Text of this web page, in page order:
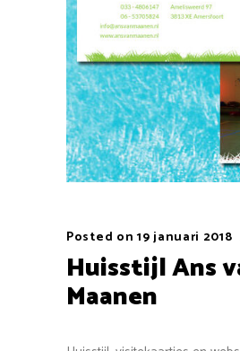
Posted on 19 januari 2018
Huisstijl Ans
Maanen